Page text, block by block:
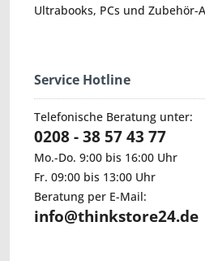
Ultrabooks, PCs und Zubehör-
Service Hotline
Telefonische Beratung unter:
0208 - 38 57 43 77
Mo.-Do. 9:00 bis 16:00 Uhr
Fr. 09:00 bis 13:00 Uhr
Beratung per E-Mail:
info@thinkstore24.de